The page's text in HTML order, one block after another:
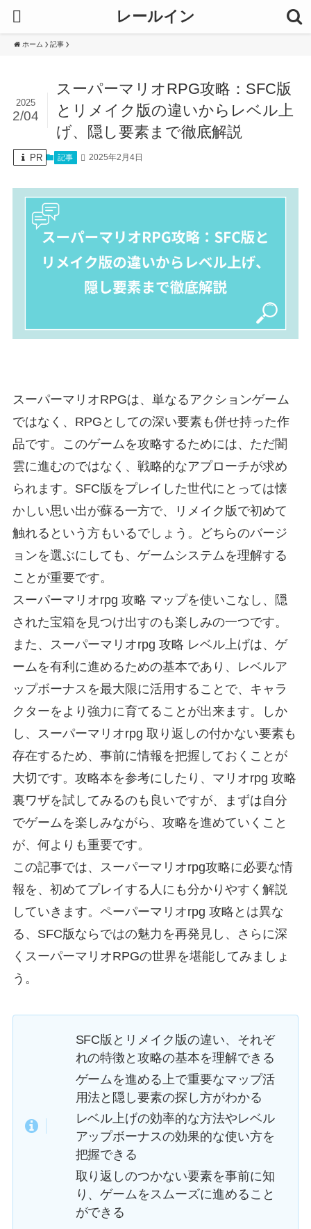
レールイン
ホーム 記事
スーパーマリオRPG攻略：SFC版
とリメイク版の違いからレベル上
げ、隠し要素まで徹底解説
2025
2/04
PR 記事 2025年2月4日
スーパーマリオRPGは、単なるアクションゲーム
ではなく、RPGとしての深い要素も併せ持った作
品です。このゲームを攻略するためには、ただ闇
雲に進むのではなく、戦略的なアプローチが求め
られます。SFC版をプレイした世代にとっては懐
かしい思い出が蘇る一方で、リメイク版で初めて
触れるという方もいるでしょう。どちらのバージ
ョンを選ぶにしても、ゲームシステムを理解する
ことが重要です。
スーパーマリオrpg 攻略 マップを使いこなし、隠
された宝箱を見つけ出すのも楽しみの一つです。
また、スーパーマリオrpg 攻略 レベル上げは、ゲ
ームを有利に進めるための基本であり、レベルア
ップボーナスを最大限に活用することで、キャラ
クターをより強力に育てることが出来ます。しか
し、スーパーマリオrpg 取り返しの付かない要素も
存在するため、事前に情報を把握しておくことが
大切です。攻略本を参考にしたり、マリオrpg 攻略
裏ワザを試してみるのも良いですが、まずは自分
でゲームを楽しみながら、攻略を進めていくこと
が、何よりも重要です。
この記事では、スーパーマリオrpg攻略に必要な情
報を、初めてプレイする人にも分かりやすく解説
していきます。ペーパーマリオrpg 攻略とは異な
る、SFC版ならではの魅力を再発見し、さらに深
くスーパーマリオRPGの世界を堪能してみましょ
う。
SFC版とリメイク版の違い、それぞ
れの特徴と攻略の基本を理解できる
ゲームを進める上で重要なマップ活
用法と隠し要素の探し方がわかる
レベル上げの効率的な方法やレベル
アップボーナスの効果的な使い方を
把握できる
取り返しのつかない要素を事前に知
り、ゲームをスムーズに進めること
ができる